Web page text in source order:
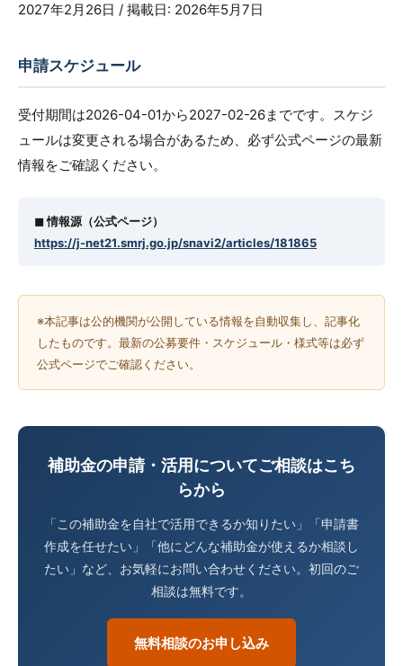
2027年2月26日 / 掲載日: 2026年5月7日
申請スケジュール
受付期間は2026-04-01から2027-02-26までです。スケジ
ュールは変更される場合があるため、必ず公式ページの最新
情報をご確認ください。
◼︎ 情報源（公式ページ）
https://j-net21.smrj.go.jp/snavi2/articles/181865
※本記事は公的機関が公開している情報を自動収集し、記事化
したものです。最新の公募要件・スケジュール・様式等は必ず
公式ページでご確認ください。
補助金の申請・活用についてご相談はこち
らから
「この補助金を自社で活用できるか知りたい」「申請書
作成を任せたい」「他にどんな補助金が使えるか相談し
たい」など、お気軽にお問い合わせください。初回のご
相談は無料です。
無料相談のお申し込み